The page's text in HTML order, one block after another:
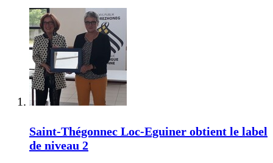
Saint-Thégonnec Loc-Eguiner obtient le label
de niveau 2